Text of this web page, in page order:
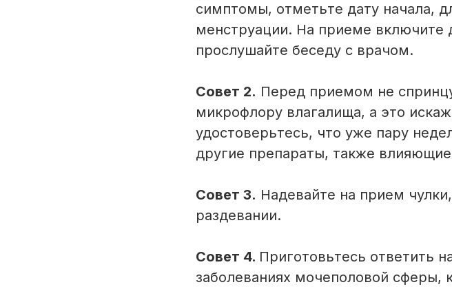
симптомы, отметьте дату начала,
менструации. На приеме включите
прослушайте беседу с врачом.
Совет 2. Перед приемом не
микрофлору влагалища, а это
удостоверьтесь, что уже пару
другие препараты, также
Совет 3. Надевайте на прием
раздевании.
Совет 4. Приготовьтесь ответить
заболеваниях мочеполовой сферы,